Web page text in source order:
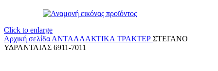
Click to enlarge
Αρχική σελίδα ΑΝΤΑΛΛΑΚΤΙΚΑ ΤΡΑΚΤΕΡ ΣΤΕΓΑΝΟ
ΥΔΡΑΝΤΛΙΑΣ 6911-7011